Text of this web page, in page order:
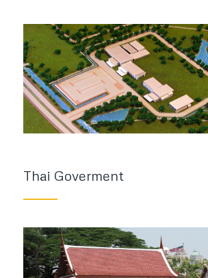
Thai Goverment